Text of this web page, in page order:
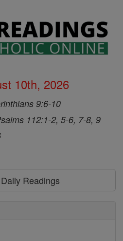
10th, 2026
9:6-10
112:1-2, 5-6, 7-8, 9
Readings